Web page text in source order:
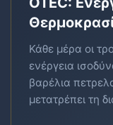
Κάθε μέρα οι
ενέργεια
βαρέλια
μετατρέπει τη